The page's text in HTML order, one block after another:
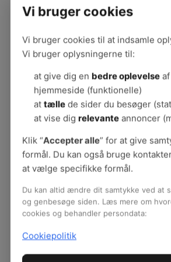
implementere og fastholde
træningen alvorligt. At man ikke
kaffe eller signalerer stor travlhed,
medarbejderne står og træner.
“Hvis lederen selv har en barriere
fællestræningen og ikke går
alvorlig forhindring, Det er en af
afgørende faktorer, at lederen selv
og deltager i træningen en gang
Vibeke Andersen.
Træningsambassadører
Udover lederens engagement
som står for træningen. For at så
muligt kan spejle sig i trænerne,
Vi bruger cookies
Vi bruger cookies til at indsamle
Vi bruger oplysningerne til:
at give dig en bedre oplevelseaf
hjemmeside (funktionelle)
at tællede sider du besøger
at vise dig relevanteannoncer
Klik “Accepter alle” for at give
formål. Du kan også bruge
at vælge specifikke formål.
Du kan altid ændre dit samtykke ved at
og genbesøge siden. Læs mere om
cookies og behandler persondata:
Cookiepolitik